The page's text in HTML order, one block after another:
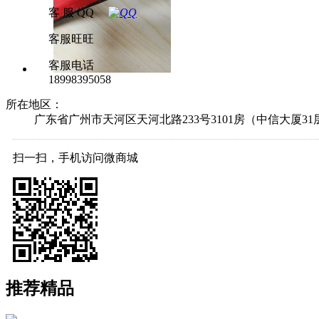
客 服 QQ
客服旺旺
客服电话
18998395058
所在地区：
广东省广州市天河区天河北路233号3101房（中信大厦31
扫一扫，手机访问微商城
推荐精品